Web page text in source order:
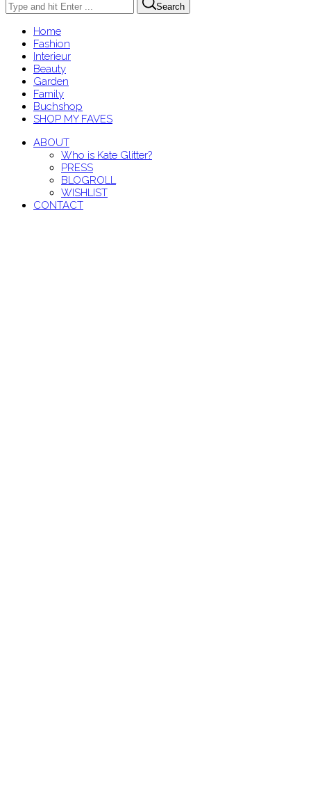
Search
Home
Fashion
Interieur
Beauty
Garden
Family
Buchshop
SHOP MY FAVES
ABOUT
Who is Kate Glitter?
PRESS
BLOGROLL
WISHLIST
CONTACT